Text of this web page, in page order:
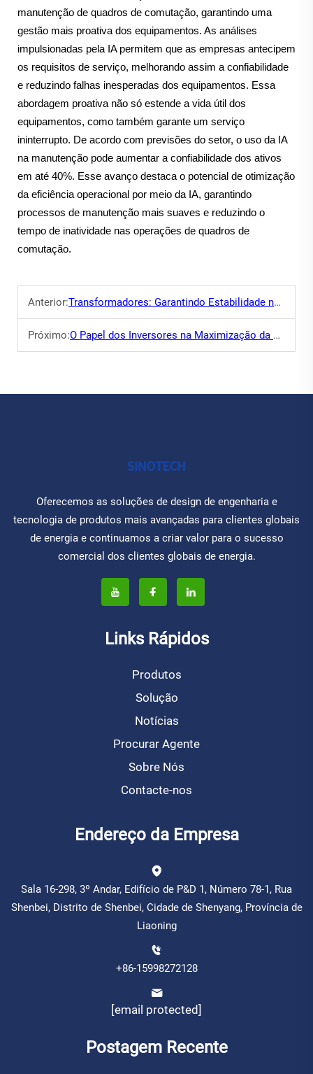
manutenção de quadros de comutação, garantindo uma
gestão mais proativa dos equipamentos. As análises
impulsionadas pela IA permitem que as empresas antecipem
os requisitos de serviço, melhorando assim a confiabilidade
e reduzindo falhas inesperadas dos equipamentos. Essa
abordagem proativa não só estende a vida útil dos
equipamentos, como também garante um serviço
ininterrupto. De acordo com previsões do setor, o uso da IA
na manutenção pode aumentar a confiabilidade dos ativos
em até 40%. Esse avanço destaca o potencial de otimização
da eficiência operacional por meio da IA, garantindo
processos de manutenção mais suaves e reduzindo o
tempo de inatividade nas operações de quadros de
comutação.
Anterior:Transformadores: Garantindo Estabilidade nas Redes Elétricas
Próximo:O Papel dos Inversores na Maximização da Produção de Energia Solar
Oferecemos as soluções de design de engenharia e
tecnologia de produtos mais avançadas para clientes globais
de energia e continuamos a criar valor para o sucesso
comercial dos clientes globais de energia.
Links Rápidos
Produtos
Solução
Notícias
Procurar Agente
Sobre Nós
Contacte-nos
Endereço da Empresa
Sala 16-298, 3º Andar, Edifício de P&D 1, Número 78-1, Rua
Shenbei, Distrito de Shenbei, Cidade de Shenyang, Província de
Liaoning
+86-15998272128
[email protected]
Postagem Recente